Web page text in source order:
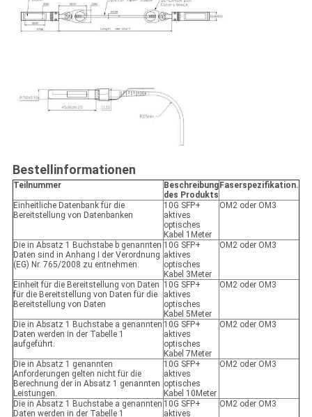
Bestellinformationen
Teilnummer
Beschreibung
des Produkts
Faserspezifikation.
Einheitliche Datenbank für die
Bereitstellung von Datenbanken
10G SFP+
aktives
optisches
Kabel 1Meter
OM2 oder OM3
Die in Absatz 1 Buchstabe b genannten
Daten sind in Anhang I der Verordnung
(EG) Nr. 765/2008 zu entnehmen.
10G SFP+
aktives
optisches
Kabel 3Meter
OM2 oder OM3
Einheit für die Bereitstellung von Daten
für die Bereitstellung von Daten für die
Bereitstellung von Daten
10G SFP+
aktives
optisches
Kabel 5Meter
OM2 oder OM3
Die in Absatz 1 Buchstabe a genannten
Daten werden in der Tabelle 1
aufgeführt.
10G SFP+
aktives
optisches
Kabel 7Meter
OM2 oder OM3
Die in Absatz 1 genannten
Anforderungen gelten nicht für die
Berechnung der in Absatz 1 genannten
Leistungen.
10G SFP+
aktives
optisches
Kabel 10Meter
OM2 oder OM3
Die in Absatz 1 Buchstabe a genannten
Daten werden in der Tabelle 1
10G SFP+
aktives
OM2 oder OM3